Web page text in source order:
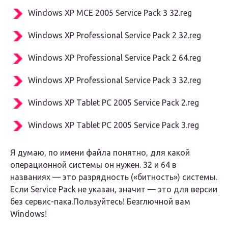
Windows XP MCE 2005 Service Pack 3 32.reg
Windows XP Professional Service Pack 2 32.reg
Windows XP Professional Service Pack 2 64.reg
Windows XP Professional Service Pack 3 32.reg
Windows XP Tablet PC 2005 Service Pack 2.reg
Windows XP Tablet PC 2005 Service Pack 3.reg
Я думаю, по имени файла понятно, для какой
операционной системы он нужен. 32 и 64 в
названиях — это разрядность («битность») системы.
Если Service Pack не указан, значит — это для версии
без сервис-пака.Пользуйтесь! Безглючной вам
Windows!